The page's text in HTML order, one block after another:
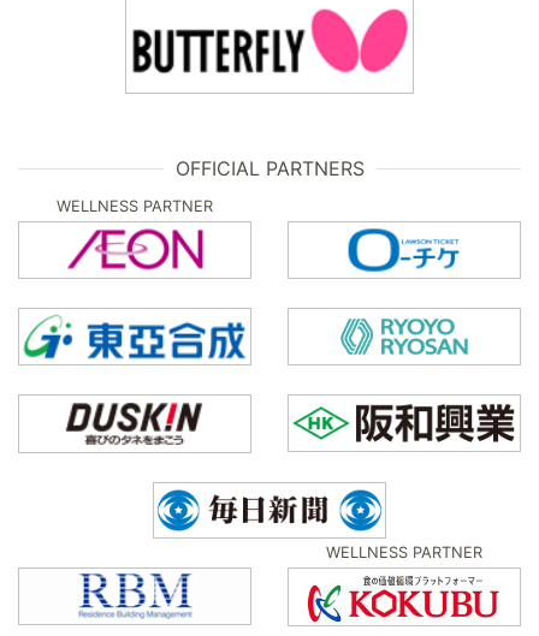
OFFICIAL PARTNERS
WELLNESS PARTNER
WELLNESS PARTNER